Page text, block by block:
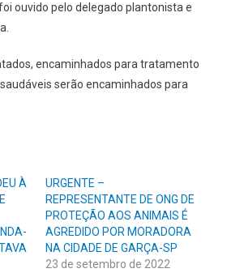
ouvido pelo delegado plantonista e
encaminhados para tratamento
serão encaminhados para
À
URGENTE –
REPRESENTANTE DE ONG DE
PROTEÇÃO AOS ANIMAIS É
AGREDIDO POR MORADORA
NA CIDADE DE GARÇA-SP
23 de setembro de 2022